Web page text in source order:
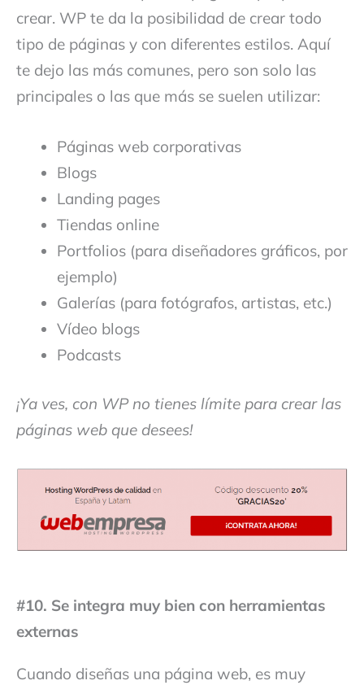
crear. WP te da la posibilidad de crear todo
tipo de páginas y con diferentes estilos. Aquí
te dejo las más comunes, pero son solo las
principales o las que más se suelen utilizar:
Páginas web corporativas
Blogs
Landing pages
Tiendas online
Portfolios (para diseñadores gráficos, por
ejemplo)
Galerías (para fotógrafos, artistas, etc.)
Vídeo blogs
Podcasts
¡Ya ves, con WP no tienes límite para crear las
páginas web que desees!
#10. Se integra muy bien con herramientas
externas
Cuando diseñas una página web, es muy